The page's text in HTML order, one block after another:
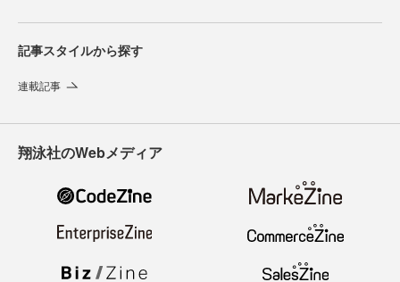
記事スタイルから探す
連載記事
翔泳社のWebメディア